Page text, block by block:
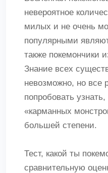
невероятное
милых и не очень
популярными
также покемончики
Знание всех
невозможно, но все
попробовать
«карманных
большей степени.
Тест, какой ты
сравнительную